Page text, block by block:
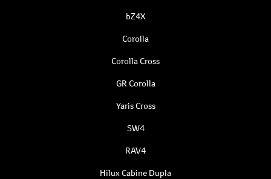
bZ4X
Corolla
Corolla Cross
GR Corolla
Yaris Cross
SW4
RAV4
Hilux Cabine Dupla